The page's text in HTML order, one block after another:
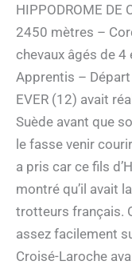
HIPPODROME DE
2450 mètres –
chevaux âgés de
Apprentis – Départ
EVER (12) avait
Suède avant que
le fasse venir
a pris car ce fils
montré qu’il avait
trotteurs français.
assez facilement
Croisé-Laroche